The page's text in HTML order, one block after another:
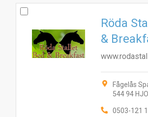
Röda
&
Fågelås
544 94 HJO
0503-121